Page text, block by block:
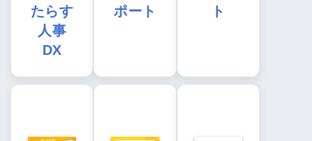
たらす
人事
DX
ポート
ト